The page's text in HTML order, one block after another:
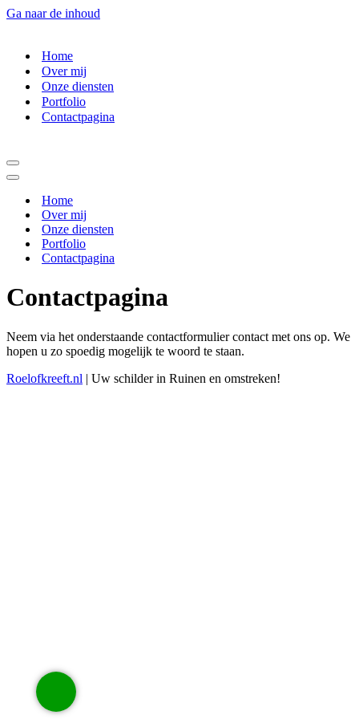
Ga naar de inhoud
Home
Over mij
Onze diensten
Portfolio
Contactpagina
Navigatie
Menu
Navigatie
Home
Over mij
Onze diensten
Portfolio
Contactpagina
Contactpagina
Neem via het onderstaande contactformulier contact met ons op. We
hopen u zo spoedig mogelijk te woord te staan.
Roelofkreeft.nl | Uw schilder in Ruinen en omstreken!